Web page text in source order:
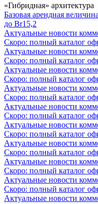
«Гибридная» архитектура
Базовая арендная
до Br15,2
Актуальные новости
Скоро: полный каталог
Актуальные новости
Скоро: полный каталог
Актуальные новости
Скоро: полный каталог
Актуальные новости
Скоро: полный каталог
Актуальные новости
Скоро: полный каталог
Актуальные новости
Скоро: полный каталог
Актуальные новости
Скоро: полный каталог
Актуальные новости
Скоро: полный каталог
Актуальные новости
Скоро: полный каталог
Актуальные новости